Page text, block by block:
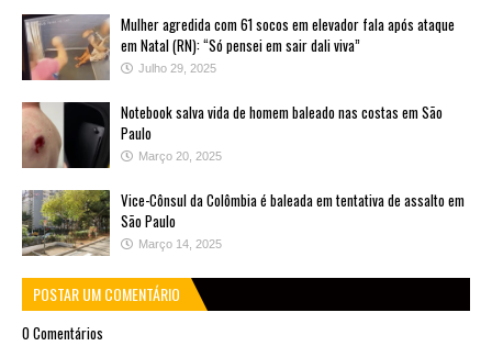
Mulher agredida com 61 socos em elevador fala após ataque
em Natal (RN): “Só pensei em sair dali viva”
Julho 29, 2025
Notebook salva vida de homem baleado nas costas em São
Paulo
Março 20, 2025
Vice-Cônsul da Colômbia é baleada em tentativa de assalto em
São Paulo
Março 14, 2025
POSTAR UM COMENTÁRIO
0 Comentários